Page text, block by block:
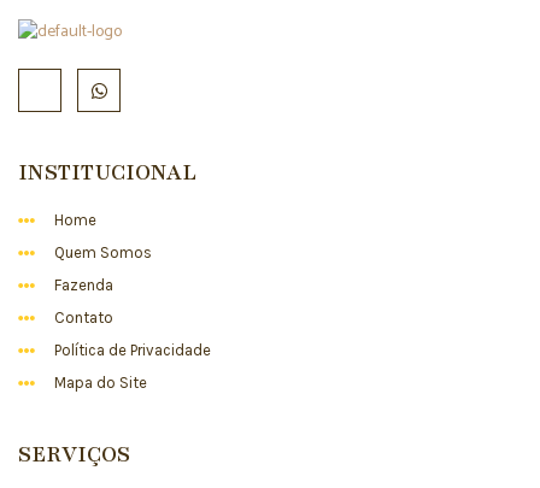
INSTITUCIONAL
Home
Quem Somos
Fazenda
Contato
Política de Privacidade
Mapa do Site
SERVIÇOS